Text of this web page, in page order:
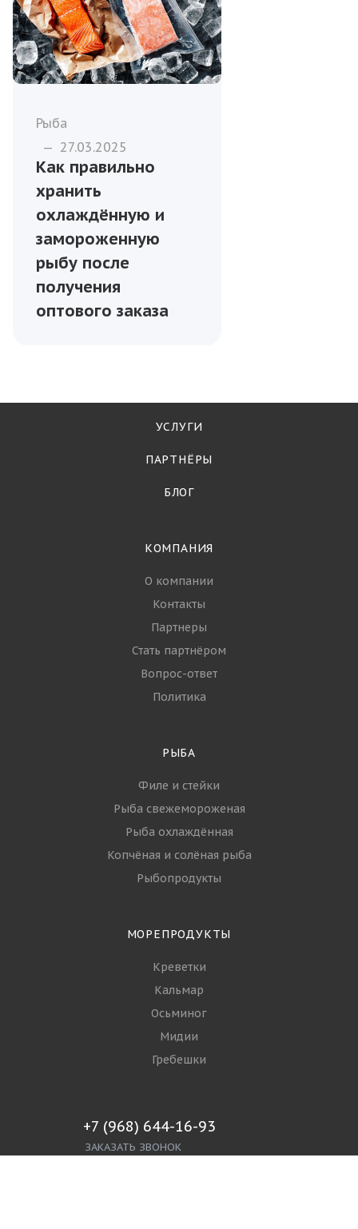
Рыба
— 27.03.2025
Как правильно
хранить
охлаждённую и
замороженную
рыбу после
получения
оптового заказа
УСЛУГИ
ПАРТНЁРЫ
БЛОГ
КОМПАНИЯ
О компании
Контакты
Партнеры
Стать партнёром
Вопрос-ответ
Политика
РЫБА
Филе и стейки
Рыба свежемороженая
Рыба охлаждённая
Копчёная и солёная рыба
Рыбопродукты
МОРЕПРОДУКТЫ
Креветки
Кальмар
Осьминог
Мидии
Гребешки
+7 (968) 644-16-93
ЗАКАЗАТЬ ЗВОНОК